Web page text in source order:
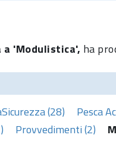
'Modulistica', ha
(28)
Pesca
Provvedimenti (2)